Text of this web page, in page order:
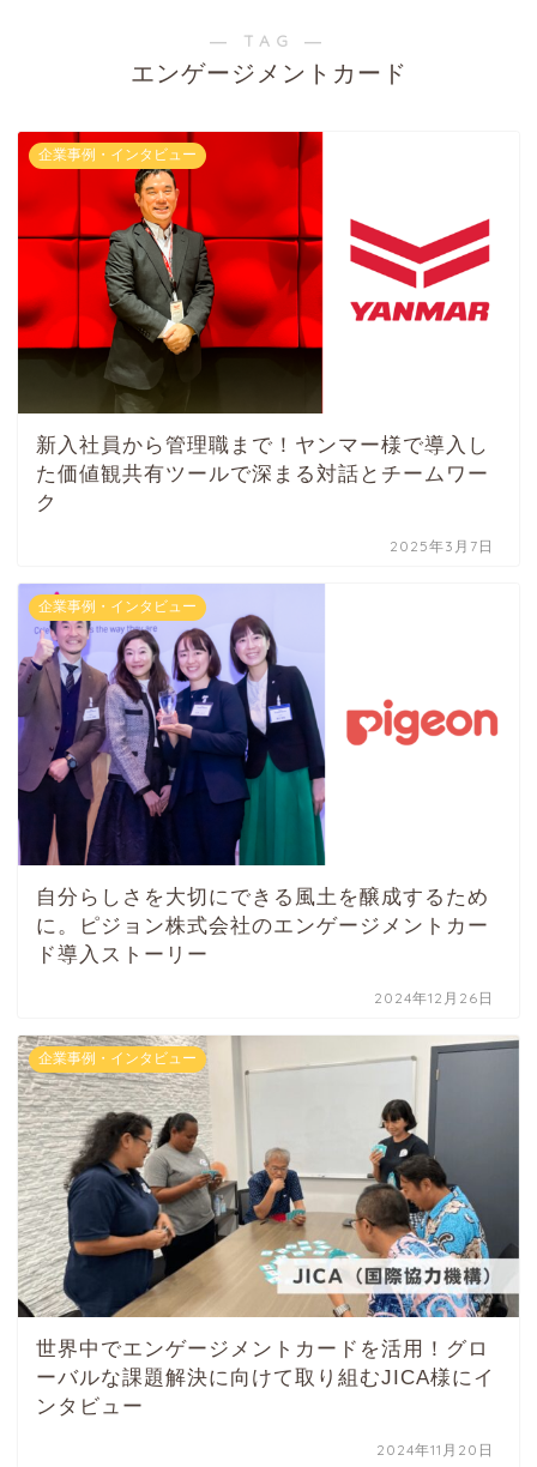
― TAG ―
エンゲージメントカード
企業事例・インタビュー
新入社員から管理職まで！ヤンマー様で導入し
た価値観共有ツールで深まる対話とチームワー
ク
2025年3月7日
企業事例・インタビュー
自分らしさを大切にできる風土を醸成するため
に。ピジョン株式会社のエンゲージメントカー
ド導入ストーリー
2024年12月26日
企業事例・インタビュー
世界中でエンゲージメントカードを活用！グロ
ーバルな課題解決に向けて取り組むJICA様にイ
ンタビュー
2024年11月20日